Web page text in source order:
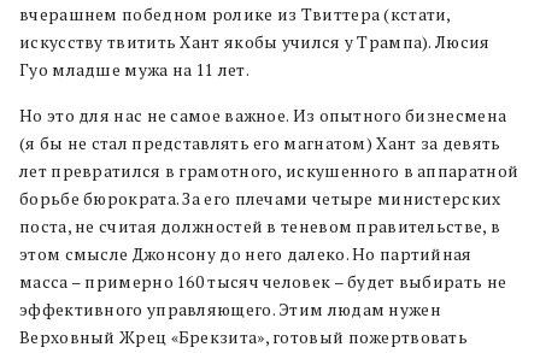
вчерашнем победном ролике из Твиттера (кстати,
искусству твитить Хант якобы учился у Трампа). Люсия
Гуо младше мужа на 11 лет.
Но это для нас не самое важное. Из опытного бизнесмена
(я бы не стал представлять его магнатом) Хант за девять
лет превратился в грамотного, искушенного в аппаратной
борьбе бюрократа. За его плечами четыре министерских
поста, не считая должностей в теневом правительстве, в
этом смысле Джонсону до него далеко. Но партийная
масса – примерно 160 тысяч человек – будет выбирать не
эффективного управляющего. Этим людам нужен
Верховный Жрец «Брекзита», готовый пожертвовать